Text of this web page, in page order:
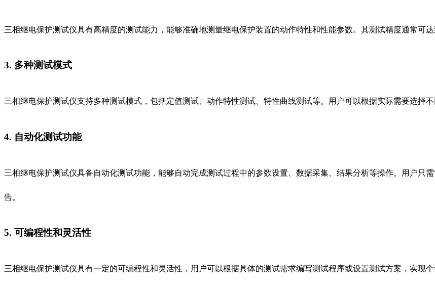
三相继电保护测试仪具有高精度的测试能力，能够准确地测量继电保护装置的动作特性和性能参数。其测试精度通常可
3. 多种测试模式
三相继电保护测试仪支持多种测试模式，包括定值测试、动作特性测试、特性曲线测试等。用户可以根据实际需要选择
4. 自动化测试功能
三相继电保护测试仪具备自动化测试功能，能够自动完成测试过程中的参数设置、数据采集、结果分析等操作。用户只
告。
5. 可编程性和灵活性
三相继电保护测试仪具有一定的可编程性和灵活性，用户可以根据具体的测试需求编写测试程序或设置测试方案，实现个